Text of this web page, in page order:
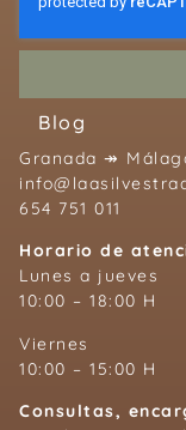
Blog
Granada ↠
654 751 011
Horario de
Lunes a jueves
10:00 – 18:00 H
Viernes
10:00 – 15:00 H
Consultas,